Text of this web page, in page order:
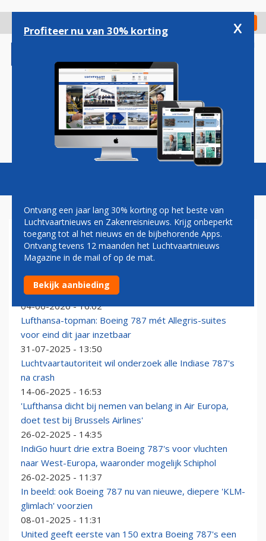
gaan
Check in
Magazine Podcasts Vacatures
BOEING 787
Boeing 787 Dreamliner van Lufthansa zakt door
neuswiel
04-06-2026 - 16:02
Lufthansa-topman: Boeing 787 mét Allegris-suites
voor eind dit jaar inzetbaar
31-07-2025 - 13:50
Luchtvaartautoriteit wil onderzoek alle Indiase 787's
na crash
14-06-2025 - 16:53
'Lufthansa dicht bij nemen van belang in Air Europa,
doet test bij Brussels Airlines'
26-02-2025 - 14:35
IndiGo huurt drie extra Boeing 787's voor vluchten
naar West-Europa, waaronder mogelijk Schiphol
26-02-2025 - 11:37
In beeld: ook Boeing 787 nu van nieuwe, diepere 'KLM-
glimlach' voorzien
08-01-2025 - 11:31
United geeft eerste van 150 extra Boeing 787's een
Profiteer nu van 30% korting x
Ontvang een jaar lang 30% korting op het beste van
Luchtvaartnieuws en Zakenreisnieuws. Krijg onbeperkt
toegang tot al het nieuws en de bijbehorende Apps.
Ontvang tevens 12 maanden het Luchtvaartnieuws
Magazine in de mail of op de mat.
Bekijk aanbieding